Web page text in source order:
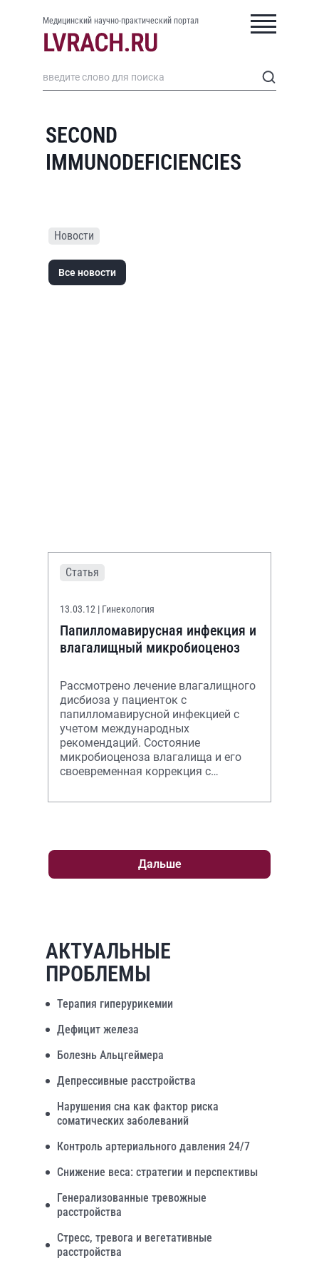
Медицинский научно-практический портал
SECOND
IMMUNODEFICIENCIES
Новости
Все новости
Статья
13.03.12 | Гинекология
Папилломавирусная инфекция и
влагалищный микробиоценоз
Рассмотрено лечение влагалищного
дисбиоза у пациенток с
папилломавирусной инфекцией с
учетом международных
рекомендаций. Состояние
микробиоценоза влагалища и его
своевременная коррекция с
иммуномодуляторов положительно
Дальше
АКТУАЛЬНЫЕ
ПРОБЛЕМЫ
Терапия гиперурикемии
Дефицит железа
Болезнь Альцгеймера
Депрессивные расстройства
Нарушения сна как фактор риска
соматических заболеваний
Контроль артериального давления 24/7
Снижение веса: стратегии и перспективы
Генерализованные тревожные
расстройства
Стресс, тревога и вегетативные
расстройства